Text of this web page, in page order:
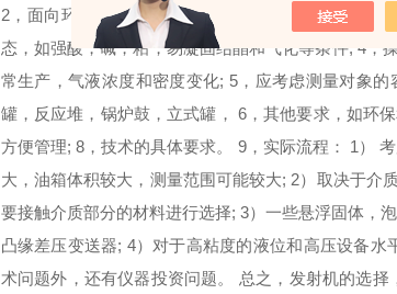
2，面向环境的测量仪器，如石化工业环境，有易燃
态，如强酸，碱，粘，易凝固结晶和气化等条件; 4，
常生产，气液浓度和密度变化; 5，应考虑测量对象
罐，反应堆，锅炉鼓，立式罐， 6，其他要求，如环
方便管理; 8，技术的具体要求。 9，实际流程： 1）
大，油箱体积较大，测量范围可能较大; 2）取决于介
要接触介质部分的材料进行选择; 3）一些悬浮固体，
凸缘差压变送器; 4）对于高粘度的液位和高压设备
术问题外，还有仪器投资问题。 总之，发射机的选